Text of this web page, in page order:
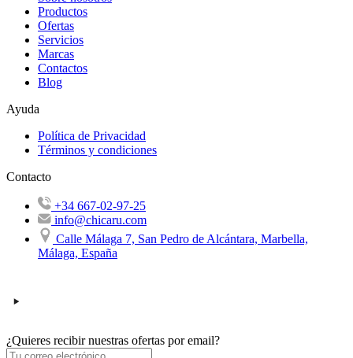
Productos
Ofertas
Servicios
Marcas
Contactos
Blog
Ayuda
Política de Privacidad
Términos y condiciones
Contacto
+34 667-02-97-25
info@chicaru.com
Calle Málaga 7, San Pedro de Alcántara, Marbella,
Málaga, España
¿Quieres recibir nuestras ofertas por email?